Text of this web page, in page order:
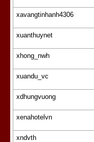
xavangtinhanh4306
xuanthuynet
xhong_nwh
xuandu_vc
xdhungvuong
xenahotelvn
xndvth